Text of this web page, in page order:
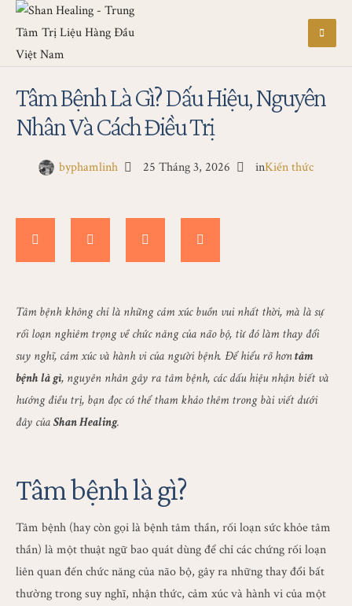
Tâm Bệnh Là Gì? Dấu Hiệu, Nguyên
Nhân Và Cách Điều Trị
byphamlinh 25 Tháng 3, 2026 inKiến thức
Tâm bệnh không chỉ là những cảm xúc buồn vui nhất thời, mà là sự
rối loạn nghiêm trọng về chức năng của não bộ, từ đó làm thay đổi
suy nghĩ, cảm xúc và hành vi của người bệnh. Để hiểu rõ hơntâm
bệnh là gì, nguyên nhân gây ra tâm bệnh, các dấu hiệu nhận biết và
hướng điều trị, bạn đọc có thể tham khảo thêm trong bài viết dưới
đây củaShan Healing.
Tâm bệnh là gì?
Tâm bệnh (hay còn gọi là bệnh tâm thần, rối loạn sức khỏe tâm
thần) là một thuật ngữ bao quát dùng để chỉ các chứng rối loạn
liên quan đến chức năng của não bộ, gây ra những thay đổi bất
thường trong suy nghĩ, nhận thức, cảm xúc và hành vi của một